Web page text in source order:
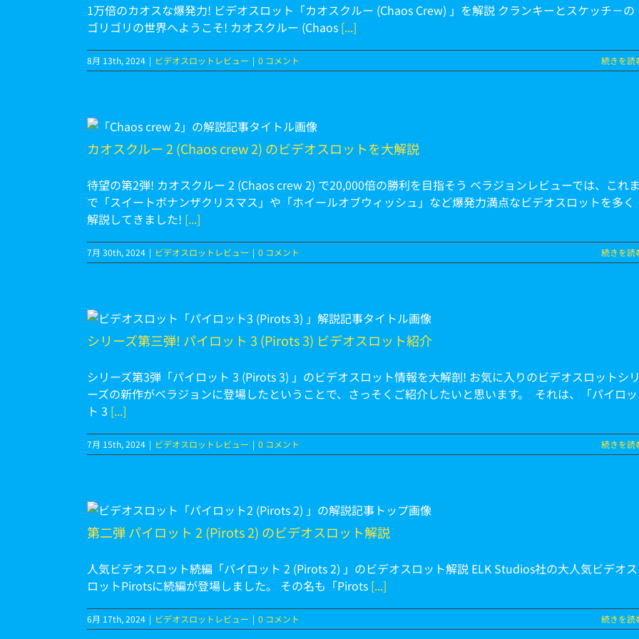
1万倍のカオスな爆発力! ビデオスロット「カオスクルー (Chaos Crew) 」を解説 クランキーとスケッチ－の
ゴリゴリの世界へようこそ! カオスクルー (Chaos [...]
8月 13th, 2024 | ビデオスロットレビュー | 0 コメント 続きを読
カオスクルー 2 (Chaos crew 2) のビデオスロットを大解説
待望の第2弾! カオスクルー 2 (Chaos crew 2) で20,000倍の勝利を目指そう ベラジョンレビューでは、これま
で「スイートボナンザクリスマス」や「ホイールオブウィッシュ」など爆発力満点なビデオスロットを多く
解説してきました! [...]
7月 30th, 2024 | ビデオスロットレビュー | 0 コメント 続きを読
シリーズ第三弾! パイロット 3 (Pirots 3) ビデオスロット紹介
シリーズ第3弾「パイロット 3 (Pirots 3) 」のビデオスロット情報を大解剖! お気に入りのビデオスロットシリ
ーズの新作がベラジョンに登場したということで、さっそくご紹介したいと思います。 それは、「パイロッ
ト 3 [...]
7月 15th, 2024 | ビデオスロットレビュー | 0 コメント 続きを読
第二弾 パイロット 2 (Pirots 2) のビデオスロット解説
人気ビデオスロット続編「パイロット 2 (Pirots 2) 」のビデオスロット解説 ELK Studios社の大人気ビデオス
ロットPirotsに続編が登場しました。 その名も「Pirots [...]
6月 17th, 2024 | ビデオスロットレビュー | 0 コメント 続きを読